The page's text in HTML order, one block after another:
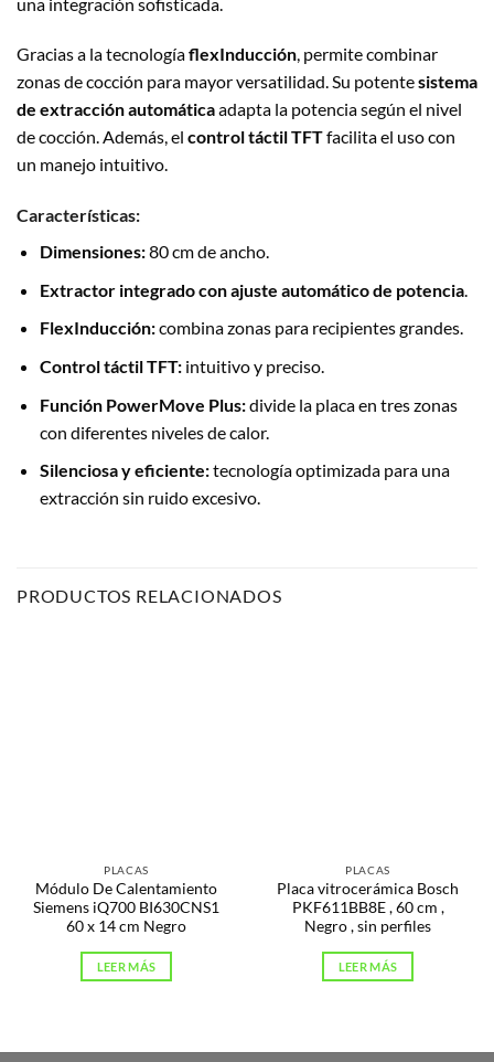
Gracias a la tecnologíaflexInducción, permite combinar
zonas de cocción para mayor versatilidad. Su potentesistema
de extracción automáticaadapta la potencia según el nivel
de cocción. Además, el control táctil TFTfacilita el uso con
un manejo intuitivo.
Características:
Dimensiones:80 cm de ancho.
Extractor integrado con ajuste automático de potencia.
FlexInducción:combina zonas para recipientes grandes.
Control táctil TFT:intuitivo y preciso.
Función PowerMove Plus:divide la placa en tres zonas
con diferentes niveles de calor.
Silenciosa y eficiente:tecnología optimizada para una
extracción sin ruido excesivo.
PRODUCTOS RELACIONADOS
PLACAS
Módulo De Calentamiento
Siemens iQ700 BI630CNS1
60 x 14 cm Negro
LEER MÁS
PLACAS
Placa vitrocerámica Bosch
PKF611BB8E , 60 cm ,
Negro , sin perfiles
LEER MÁS